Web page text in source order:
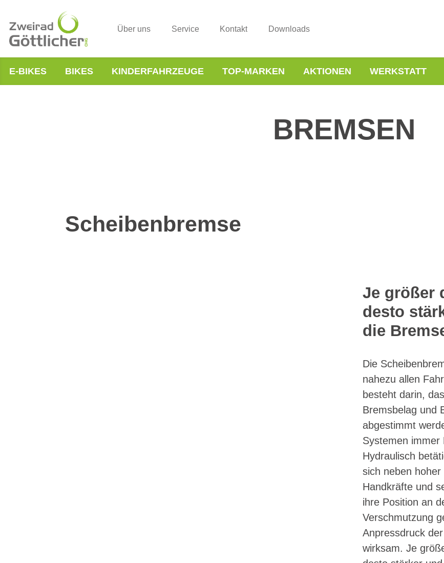
Über uns Service Kontakt Downloads
E-BIKES BIKES KINDERFAHRZEUGE TOP-MARKEN AKTIONEN WERKSTATT
BREMSEN
Scheibenbremse
Je größer
desto
die
Die
nahezu allen
besteht darin,
Bremsbelag und
abgestimmt
Systemen immer
Hydraulisch
sich neben
Handkräfte und
ihre Position an
Verschmutzung
Anpressdruck
wirksam. Je